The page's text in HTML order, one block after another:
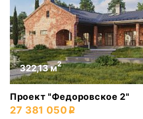
322,13 м2
Проект "Федоровское 2"
27 381 050